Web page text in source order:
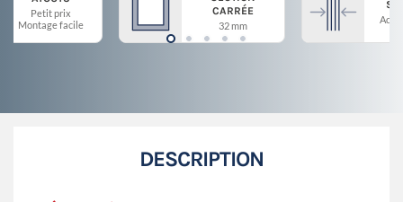
Petit prix
Montage facile
CARRÉE
32 mm
DESCRIPTION